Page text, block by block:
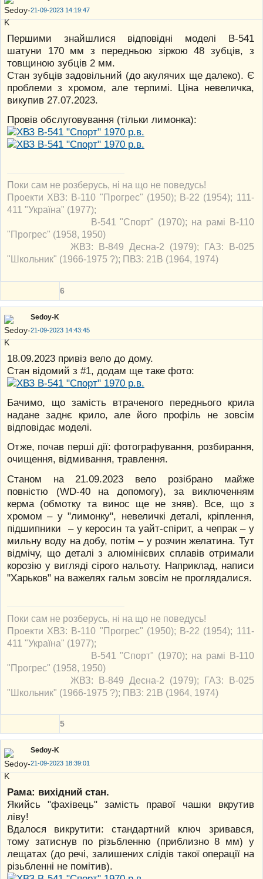
21-09-2023 14:19:47
Першими знайшлися відповідні моделі В-541
шатуни 170 мм з передньою зіркою 48 зубців, з
товщиною зубців 2 мм.
Стан зубців задовільний (до акулячих ще далеко). Є
проблеми з хромом, але терпимі. Ціна невеличка,
викупив 27.07.2023.
Провів обслуговування (тільки лимонка):
Поки сам не розберусь, ні на що не поведусь!
Проекти ХВЗ: В-110 "Прогрес" (1950); В-22 (1954); 111-
411 "Україна" (1977);
В-541 "Спорт" (1970); на рамі В-110
"Прогрес" (1958, 1950)
ЖВЗ: В-849 Десна-2 (1979); ГАЗ: В-025
"Школьник" (1966-1975 ?); ПВЗ: 21В (1964, 1974)
6
Sedoy-K
21-09-2023 14:43:45
18.09.2023 привіз вело до дому.
Стан відомий з #1, додам ще таке фото:
Бачимо, що замість втраченого переднього крила
надане заднє крило, але його профіль не зовсім
відповідає моделі.
Отже, почав перші дії: фотографування, розбирання,
очищення, відмивання, травлення.
Станом на 21.09.2023 вело розібрано майже
повністю (WD-40 на допомогу), за виключенням
керма (обмотку та винос ще не зняв). Все, що з
хромом – у "лимонку", невеличкі деталі, кріплення,
підшипники – у керосин та уайт-спірит, а чепрак – у
мильну воду на добу, потім – у розчин желатина. Тут
відмічу, що деталі з алюмінієвих сплавів отримали
корозію у вигляді сірого нальоту. Наприклад, написи
"Харьков" на важелях гальм зовсім не проглядалися.
Поки сам не розберусь, ні на що не поведусь!
Проекти ХВЗ: В-110 "Прогрес" (1950); В-22 (1954); 111-
411 "Україна" (1977);
В-541 "Спорт" (1970); на рамі В-110
"Прогрес" (1958, 1950)
ЖВЗ: В-849 Десна-2 (1979); ГАЗ: В-025
"Школьник" (1966-1975 ?); ПВЗ: 21В (1964, 1974)
5
Sedoy-K
21-09-2023 18:39:01
Рама: вихідний стан.
Якийсь "фахівець" замість правої чашки вкрутив
ліву!
Вдалося викрутити: стандартний ключ зривався,
тому затиснув по різьбленню (приблизно 8 мм) у
лещатах (до речі, залишених слідів такої операції на
різьбленні не помітив).